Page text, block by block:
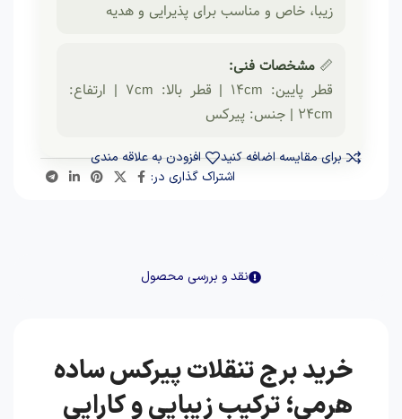
زیبا، خاص و مناسب برای پذیرایی و هدیه
📏 مشخصات فنی:
قطر پایین: 14cm | قطر بالا: 7cm | ارتفاع:
24cm | جنس: پیرکس
برای مقایسه اضافه کنید
افزودن به علاقه مندی
اشتراک گذاری در:
نقد و بررسی محصول
خرید برج تنقلات پیرکس ساده
هرمی؛ ترکیب زیبایی و کارایی